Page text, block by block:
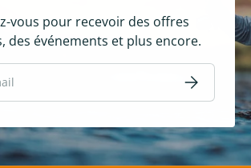
vous pour recevoir des offres
des événements et plus encore.
S’inscrire